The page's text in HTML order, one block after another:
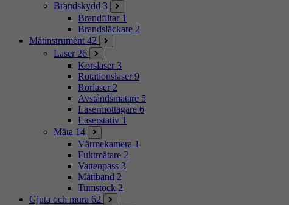
Brandskydd 3
Brandfiltar 1
Brandsläckare 2
Mätinstrument 42
Laser 26
Korslaser 3
Rotationslaser 9
Rörlaser 2
Avståndsmätare 5
Lasermottagare 6
Laserstativ 1
Mäta 14
Värmekamera 1
Fuktmätare 2
Vattenpass 3
Måttband 2
Tumstock 2
Gjuta och mura 62